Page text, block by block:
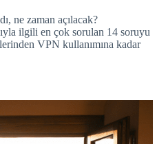
ne zaman açılacak?
ilgili en çok sorulan 14 soruyu
VPN kullanımına kadar